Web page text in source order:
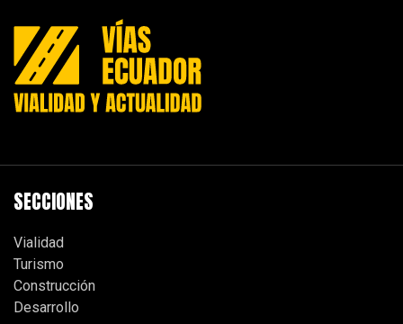
SECCIONES
Vialidad
Turismo
Construcción
Desarrollo